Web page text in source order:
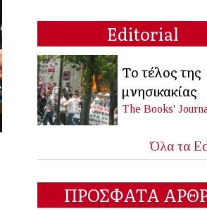
Editorial
Το τέλος της
μνησικακίας
The Books'
Όλα τα
ΠΡΟΣΦΑΤΑ